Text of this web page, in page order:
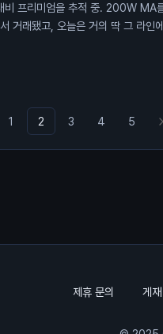
프리미엄을 추적 중. 200W MA
거래됐고, 오늘은 거의 딱 그 라인
1 2 3 4 5
제휴 문의 게